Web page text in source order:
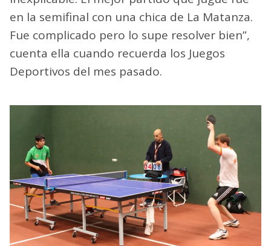
en la semifinal con una chica de La Matanza.
Fue complicado pero lo supe resolver bien”,
cuenta ella cuando recuerda los Juegos
Deportivos del mes pasado.